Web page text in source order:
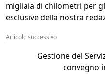
migliaia di chilometri per
esclusive della nostra
Articolo successivo
Gestione del
convegno